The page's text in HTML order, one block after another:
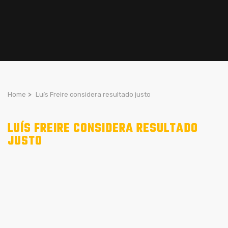
Home > Luís Freire considera resultado justo
LUÍS FREIRE CONSIDERA RESULTADO
JUSTO